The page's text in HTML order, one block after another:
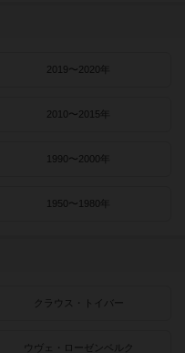
2019〜2020年
2010〜2015年
1990〜2000年
1950〜1980年
クラウス・トイバー
ウヴェ・ローゼンベルク